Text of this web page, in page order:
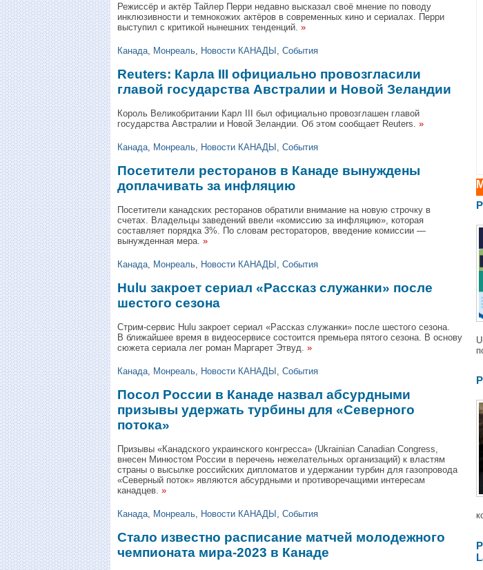
Режиссёр и актёр Тайлер Перри недавно высказал своё мнение по поводу
инклюзивности и темнокожих актёров в современных кино и сериалах. Перри
выступил с критикой нынешних тенденций. »
Канада Монреаль Новости КАНАДЫ События
Reuters: Карла III официально провозгласили
главой государства Австралии и Новой Зеландии
Король Великобритании Карл III был официально провозглашен главой
государства Австралии и Новой Зеландии. Об этом сообщает Reuters. »
Канада, Монреаль, Новости КАНАДЫ , События
Посетители ресторанов в Канаде вынуждены
доплачивать за инфляцию
Посетители канадских ресторанов обратили внимание на новую строчку в
счетах. Владельцы заведений ввели «комиссию за инфляцию», которая
составляет порядка 3%. По словам рестораторов, введение комиссии —
вынужденная мера. »
Канада, Монреаль, Новости КАНАДЫ , События
Hulu закроет сериал «Рассказ служанки» после
шестого сезона
Стрим-сервис Hulu закроет сериал «Рассказ служанки» после шестого сезона.
В ближайшее время в видеосервисе состоится премьера пятого сезона. В основу
сюжета сериала лег роман Маргарет Этвуд. »
Канада, Монреаль, Новости КАНАДЫ , События
Посол России в Канаде назвал абсурдными
призывы удержать турбины для «Северного
потока»
Призывы «Канадского украинского конгресса» (Ukrainian Canadian Congress,
внесен Минюстом России в перечень нежелательных организаций) к властям
страны о высылке российских дипломатов и удержании турбин для газопровода
«Северный поток» являются абсурдными и противоречащими интересам
канадцев. »
Канада, Монреаль, Новости КАНАДЫ , События
Стало известно расписание матчей молодежного
чемпионата мира-2023 в Канаде